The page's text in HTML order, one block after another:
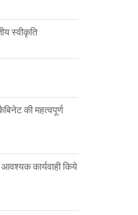
स्वीकृति
की महत्वपूर्ण
आवश्यक कार्यवाही किये